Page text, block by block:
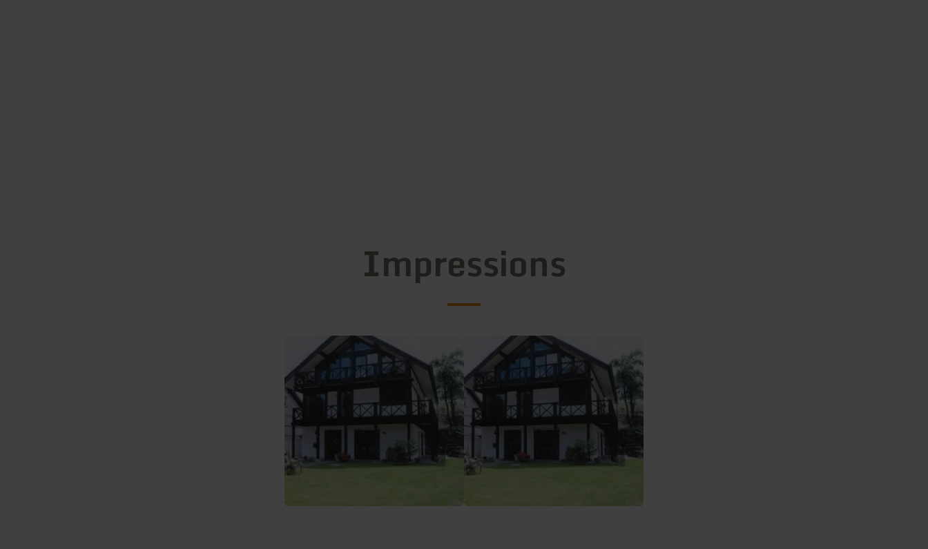
Impressions